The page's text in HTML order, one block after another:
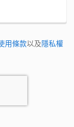
用條款以及隱私權